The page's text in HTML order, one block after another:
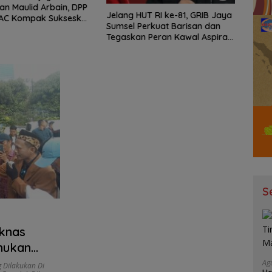
Maulid Arbain, DPP
Kompak Sukseskan
Jelang HUT RI ke-81, GRIB Jaya
Sumsel Perkuat Barisan dan
Tegaskan Peran Kawal Aspirasi
DJ
di
Dilakukan Di